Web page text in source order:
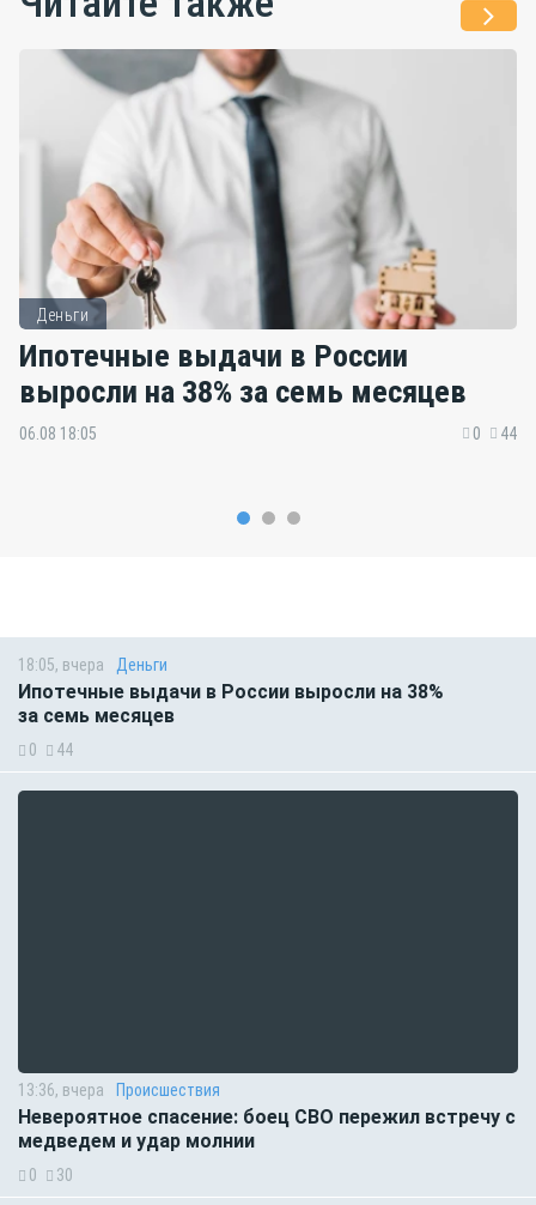
Деньги
Ипотечные выдачи в России
выросли на 38% за семь месяцев
06.08 18:05 0 44
18:05, вчера Деньги
Ипотечные выдачи в России выросли на 38%
за семь месяцев
0 44
13:36, вчера Происшествия
Невероятное спасение: боец СВО пережил встречу с
медведем и удар молнии
0 30